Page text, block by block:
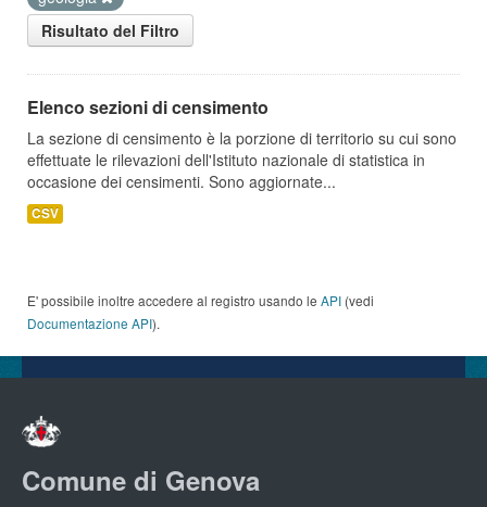
Risultato del Filtro
Elenco sezioni di censimento
La sezione di censimento è la porzione di territorio su cui sono
effettuate le rilevazioni dell'Istituto nazionale di statistica in
occasione dei censimenti. Sono aggiornate...
CSV
E' possibile inoltre accedere al registro usando le API (vedi
Documentazione API).
Comune di Genova